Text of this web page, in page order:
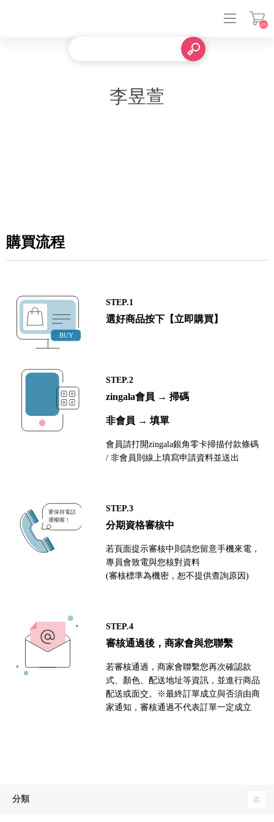
(0)
李昱萱
購買流程
STEP.1
選好商品按下【立即購買】
STEP.2
zingala會員 → 掃碼
非會員 → 填單
會員請打開zingala銀角零卡掃描付款條碼
/ 非會員則線上填寫申請資料並送出
STEP.3
分期資格審核中
若頁面提示審核中則請您留意手機來電，
專員會致電與您核對資料
(審核標準為機密，恕不提供查詢原因)
STEP.4
審核通過後，商家會與您聯繫
若審核通過，商家會聯繫您再次確認款
式、顏色、配送地址等資訊，並進行商品
配送或面交。※最終訂單成立與否須由商
家通知，審核通過不代表訂單一定成立
分類